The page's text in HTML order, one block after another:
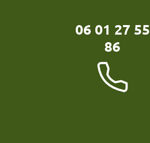
06 01 27 55
86